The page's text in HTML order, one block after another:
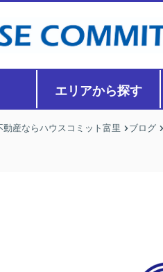
エリアから探す
産ならハウスコミット富里 ブログ